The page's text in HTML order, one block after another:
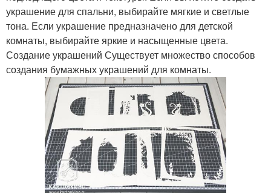
украшение для спальни, выбирайте мягкие и светлые
тона. Если украшение предназначено для детской
комнаты, выбирайте яркие и насыщенные цвета.
Создание украшений Существует множество способов
создания бумажных украшений для комнаты.